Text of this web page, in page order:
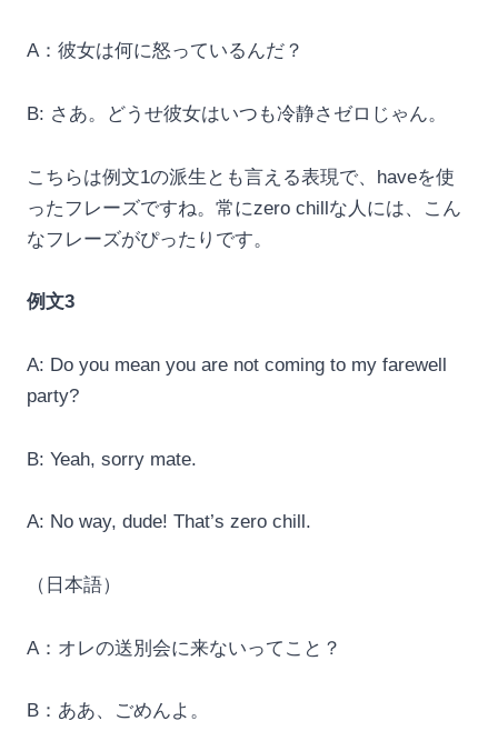
A：彼女は何に怒っているんだ？
B: さあ。どうせ彼女はいつも冷静さゼロじゃん。
こちらは例文1の派生とも言える表現で、haveを使
ったフレーズですね。常にzero chillな人には、こん
なフレーズがぴったりです。
例文3
A: Do you mean you are not coming to my farewell
party?
B: Yeah, sorry mate.
A: No way, dude! That’s zero chill.
（日本語）
A：オレの送別会に来ないってこと？
B：ああ、ごめんよ。